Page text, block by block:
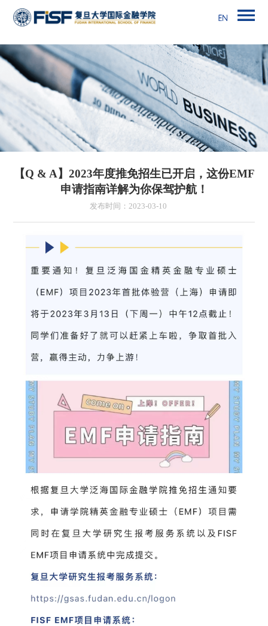
【Q & A】2023年度推免招生已开启，这份EMF
申请指南详解为你保驾护航！
发布时间：2023-03-10